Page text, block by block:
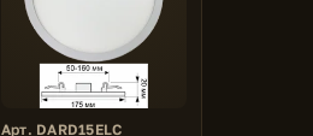
Арт. DARD15ELC